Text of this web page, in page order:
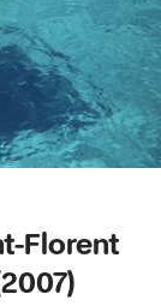
Florent